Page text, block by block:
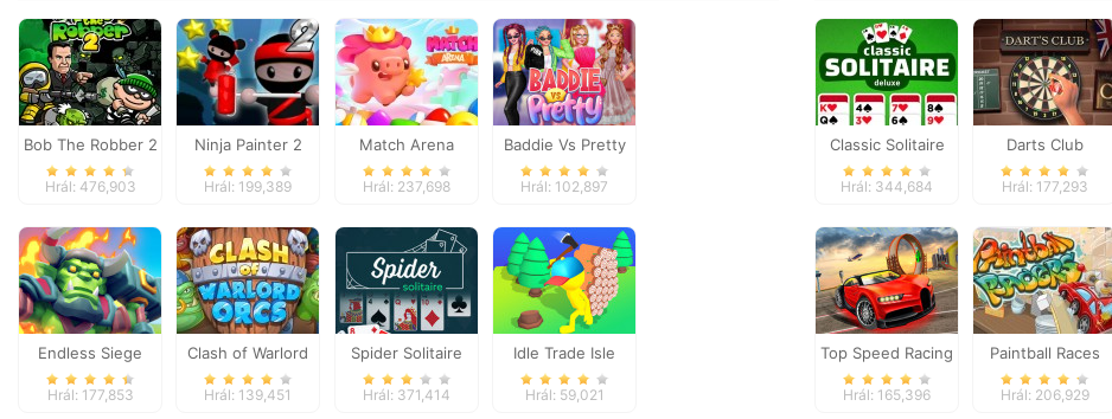
Bob The Robber 2
Hrál: 476,903
Ninja Painter 2
Hrál: 199,389
Match Arena
Hrál: 237,698
Baddie Vs Pretty
Hrál: 102,897
Endless Siege
Hrál: 177,853
Clash of Warlord
Orcs
Hrál: 139,451
Spider Solitaire
Hrál: 371,414
Idle Trade Isle
Hrál: 59,021
Classic Solitaire
Deluxe
Hrál: 344,684
Darts Club
Hrál: 177,293
Top Speed Racing
3D
Hrál: 165,396
Paintball Races
Hrál: 206,929